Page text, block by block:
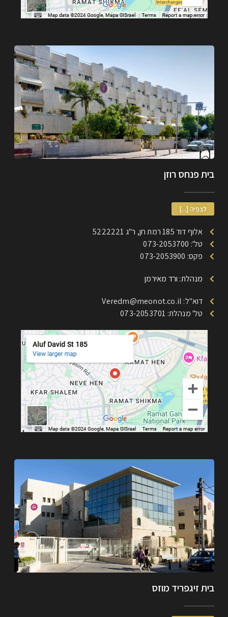
בית פנחס רוזן
לצפיה [...]
אלוף דוד 185 רמת חן, ר"ג 5222221
טל': 073-2053700
פקס: 073-2053900
מנהלת: ורד מאירמן
דוא"ל: Veredm@meonot.co.il
טל' מנהלת: 073-2053701
בית זיגפריד מוזס